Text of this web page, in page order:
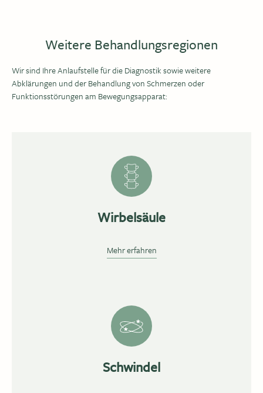
Weitere Behandlungsregionen
Wir sind Ihre Anlaufstelle für die Diagnostik sowie weitere
Abklärungen und der Behandlung von Schmerzen oder
Funktionsstörungen am Bewegungsapparat:
Wirbelsäule
Mehr erfahren
Schwindel